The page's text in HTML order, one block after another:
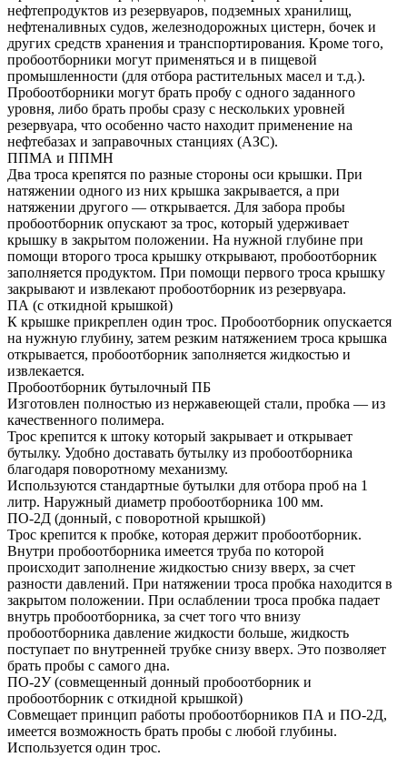
нефтепродуктов из резервуаров, подземных хранилищ,
нефтеналивных судов, железнодорожных цистерн, бочек и
других средств хранения и транспортирования. Кроме того,
пробоотборники могут применяться и в пищевой
промышленности (для отбора растительных масел и т.д.).
Пробоотборники могут брать пробу с одного заданного
уровня, либо брать пробы сразу с нескольких уровней
резервуара, что особенно часто находит применение на
нефтебазах и заправочных станциях (АЗС).
ППМА и ППМН
Два троса крепятся по разные стороны оси крышки. При
натяжении одного из них крышка закрывается, а при
натяжении другого — открывается. Для забора пробы
пробоотборник опускают за трос, который удерживает
крышку в закрытом положении. На нужной глубине при
помощи второго троса крышку открывают, пробоотборник
заполняется продуктом. При помощи первого троса крышку
закрывают и извлекают пробоотборник из резервуара.
ПА (с откидной крышкой)
К крышке прикреплен один трос. Пробоотборник опускается
на нужную глубину, затем резким натяжением троса крышка
открывается, пробоотборник заполняется жидкостью и
извлекается.
Пробоотборник бутылочный ПБ
Изготовлен полностью из нержавеющей стали, пробка — из
качественного полимера.
Трос крепится к штоку который закрывает и открывает
бутылку. Удобно доставать бутылку из пробоотборника
благодаря поворотному механизму.
Используются стандартные бутылки для отбора проб на 1
литр. Наружный диаметр пробоотборника 100 мм.
ПО-2Д (донный, с поворотной крышкой)
Трос крепится к пробке, которая держит пробоотборник.
Внутри пробоотборника имеется труба по которой
происходит заполнение жидкостью снизу вверх, за счет
разности давлений. При натяжении троса пробка находится в
закрытом положении. При ослаблении троса пробка падает
внутрь пробоотборника, за счет того что внизу
пробоотборника давление жидкости больше, жидкость
поступает по внутренней трубке снизу вверх. Это позволяет
брать пробы с самого дна.
ПО-2У (совмещенный донный пробоотборник и
пробоотборник с откидной крышкой)
Совмещает принцип работы пробоотборников ПА и ПО-2Д,
имеется возможность брать пробы с любой глубины.
Используется один трос.